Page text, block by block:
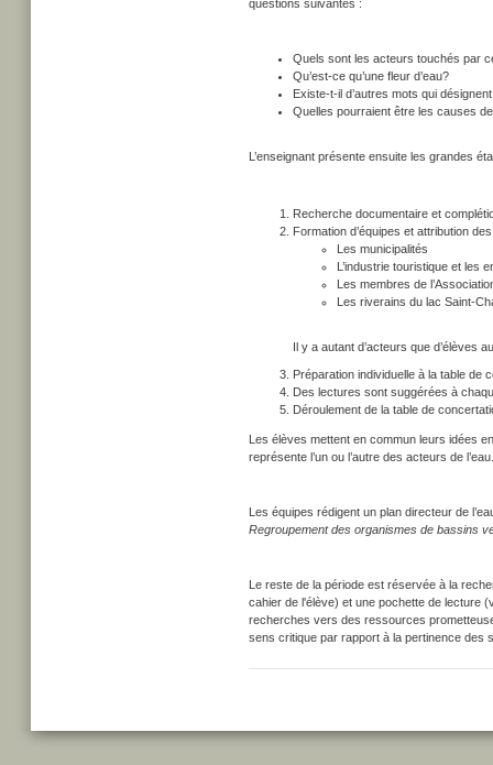
questions suivantes :
Quels sont les acteurs touchés par
Qu’est-ce qu’une fleur d’eau?
Existe-t-il d’autres mots qui
Quelles pourraient être les causes
L’enseignant présente ensuite les grandes
Recherche documentaire et
Formation d’équipes et attribution
Les municipalités
L’industrie touristique et les
Les membres de
Les riverains du lac Saint-
Il y a autant d’acteurs que d’élèves
Préparation individuelle à la table de
Des lectures sont suggérées à
Déroulement de la table de
Les élèves mettent en commun leurs idées
représente l’un ou l’autre des acteurs de l’eau.
Les équipes rédigent un plan directeur de
Regroupement des organismes de bassins
Le reste de la période est réservée à la
cahier de l'élève) et une pochette de lecture
recherches vers des ressources
sens critique par rapport à la pertinence des